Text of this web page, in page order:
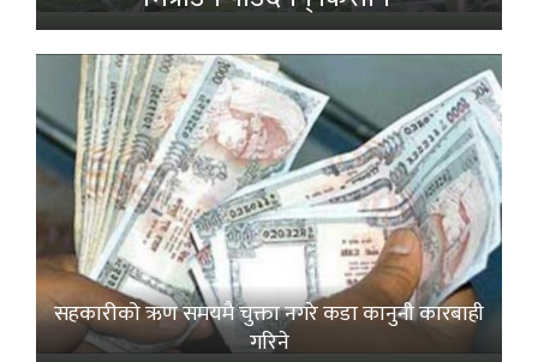
सहकारीको ऋण समयमै चुक्ता नगरे कडा कानुनी कारबाही
गरिने